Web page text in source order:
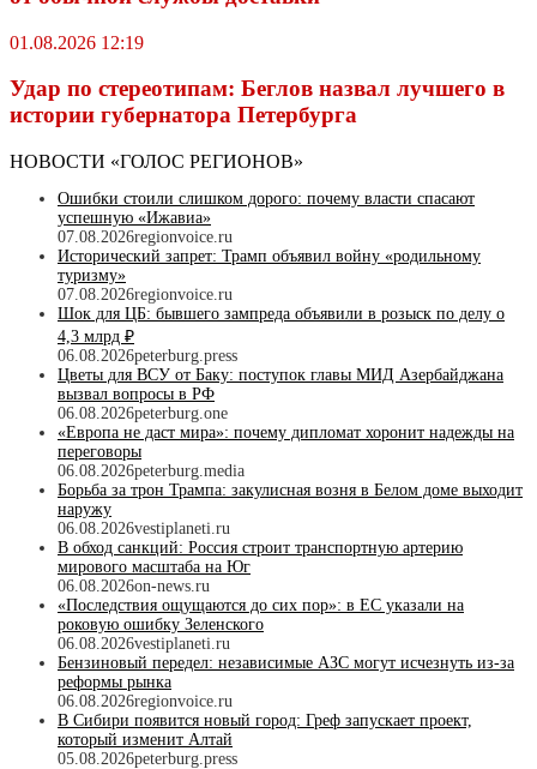
01.08.2026 12:19
Удар по стереотипам: Беглов назвал лучшего в
истории губернатора Петербурга
НОВОСТИ «ГОЛОС РЕГИОНОВ»
Ошибки стоили слишком дорого: почему власти спасают
успешную «Ижавиа»
07.08.2026regionvoice.ru
Исторический запрет: Трамп объявил войну «родильному
туризму»
07.08.2026regionvoice.ru
Шок для ЦБ: бывшего зампреда объявили в розыск по делу о
4,3 млрд ₽
06.08.2026peterburg.press
Цветы для ВСУ от Баку: поступок главы МИД Азербайджана
вызвал вопросы в РФ
06.08.2026peterburg.one
«Европа не даст мира»: почему дипломат хоронит надежды на
переговоры
06.08.2026peterburg.media
Борьба за трон Трампа: закулисная возня в Белом доме выходит
наружу
06.08.2026vestiplaneti.ru
В обход санкций: Россия строит транспортную артерию
мирового масштаба на Юг
06.08.2026on-news.ru
«Последствия ощущаются до сих пор»: в ЕС указали на
роковую ошибку Зеленского
06.08.2026vestiplaneti.ru
Бензиновый передел: независимые АЗС могут исчезнуть из-за
реформы рынка
06.08.2026regionvoice.ru
В Сибири появится новый город: Греф запускает проект,
который изменит Алтай
05.08.2026peterburg.press